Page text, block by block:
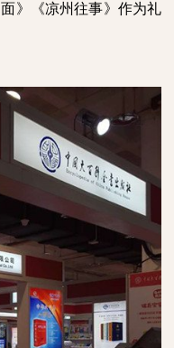
》《凉州往事》作为礼